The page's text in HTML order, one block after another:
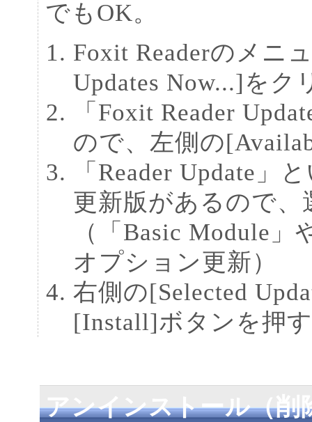
でもOK。
Foxit Readerのメニ
Updates Now...]をク
「Foxit Reader
ので、左側の
「Reader Update」
更新版があるので
（「Basic Module
オプション更新）
右側の[Selected
[Install]ボタンを押す
アンインストール（削